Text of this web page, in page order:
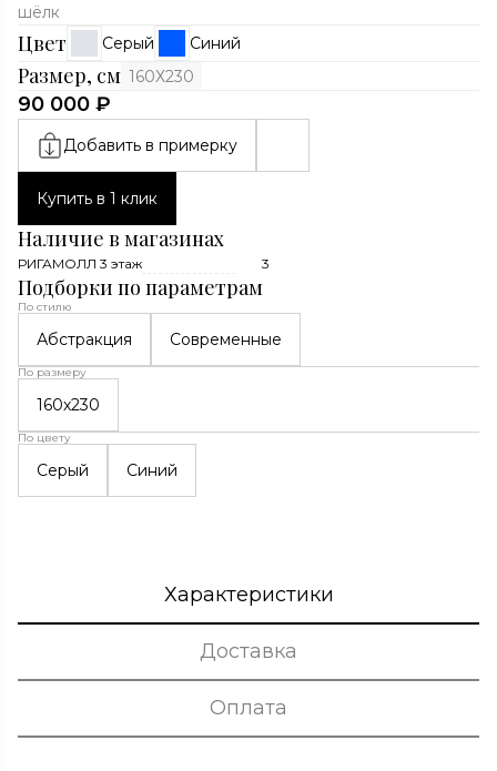
шёлк
Цвет Серый Синий
Размер, см 160Х230
90 000 ₽
Добавить в примерку
Купить в 1 клик
Наличие в магазинах
РИГАМОЛЛ 3 этаж 3
Подборки по параметрам
По стилю
Абстракция Современные
По размеру
160х230
По цвету
Серый Синий
Характеристики
Доставка
Оплата